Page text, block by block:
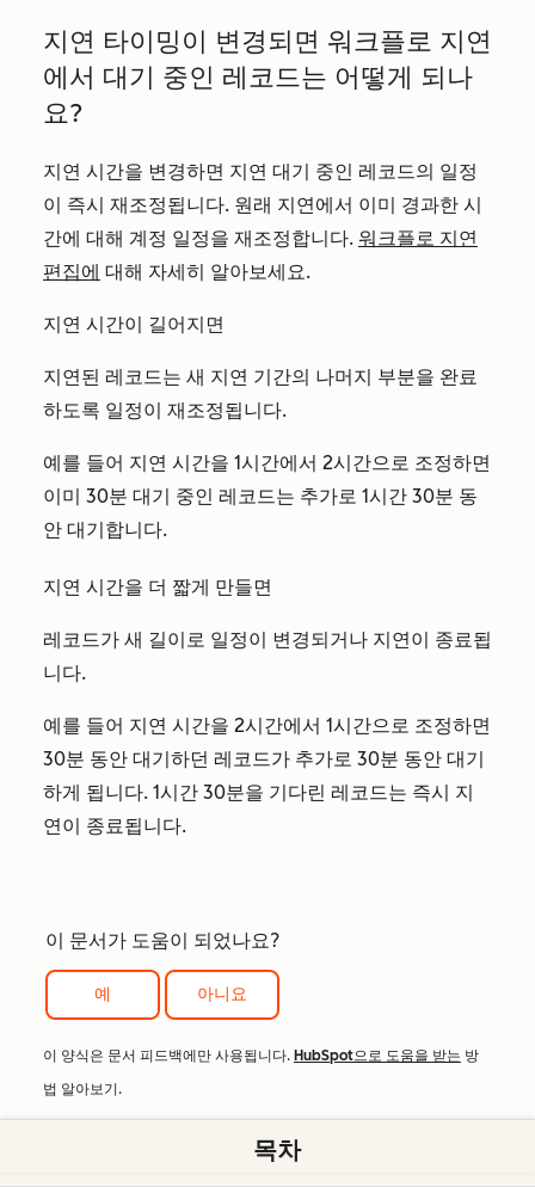
지연 타이밍이 변경되면 워크플로 지연
에서 대기 중인 레코드는 어떻게 되나
요?
지연 시간을 변경하면 지연 대기 중인 레코드의 일정
이 즉시 재조정됩니다. 원래 지연에서 이미 경과한 시
간에 대해 계정 일정을 재조정합니다. 워크플로 지연
편집에 대해 자세히 알아보세요.
지연 시간이 길어지면
지연된 레코드는 새 지연 기간의 나머지 부분을 완료
하도록 일정이 재조정됩니다.
예를 들어 지연 시간을 1시간에서 2시간으로 조정하면
이미 30분 대기 중인 레코드는 추가로 1시간 30분 동
안 대기합니다.
지연 시간을 더 짧게 만들면
레코드가 새 길이로 일정이 변경되거나 지연이 종료됩
니다.
예를 들어 지연 시간을 2시간에서 1시간으로 조정하면
30분 동안 대기하던 레코드가 추가로 30분 동안 대기
하게 됩니다. 1시간 30분을 기다린 레코드는 즉시 지
연이 종료됩니다.
이 문서가 도움이 되었나요?
예 아니요
이 양식은 문서 피드백에만 사용됩니다. HubSpot으로 도움을 받는 방
법 알아보기.
목차